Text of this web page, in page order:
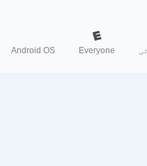
Everyone
Android OS